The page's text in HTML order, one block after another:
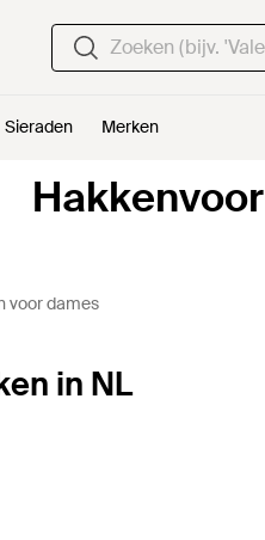
Sieraden Merken
voor dames
in NL